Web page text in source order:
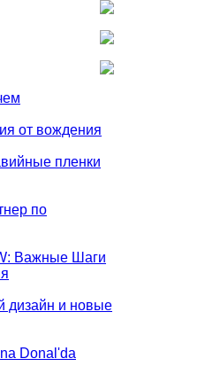
от вождения
пленки
по
Важные Шаги
дизайн и новые
Donal'da